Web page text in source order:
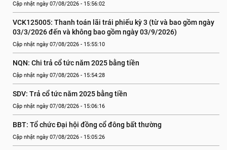
Cập nhật ngày 07/08/2026 - 15:56:02
VCK125005: Thanh toán lãi trái phiếu kỳ 3 (từ và bao gồm ngày
03/3/2026 đến và không bao gồm ngày 03/9/2026)
Cập nhật ngày 07/08/2026 - 15:55:10
NQN: Chi trả cổ tức năm 2025 bằng tiền
Cập nhật ngày 07/08/2026 - 15:54:28
SDV: Trả cổ tức năm 2025 bằng tiền
Cập nhật ngày 07/08/2026 - 15:06:16
BBT: Tổ chức Đại hội đồng cổ đông bất thường
Cập nhật ngày 07/08/2026 - 15:05:26